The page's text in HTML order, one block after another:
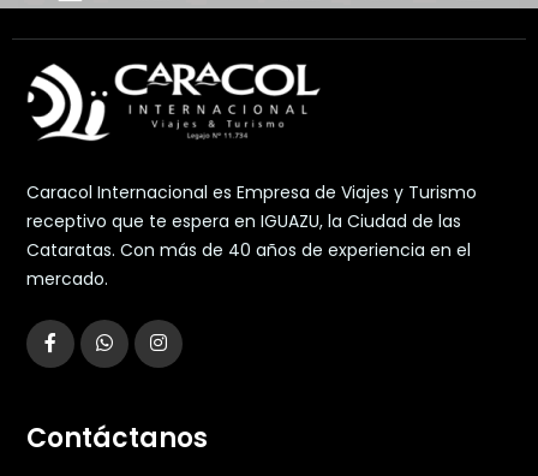
Caracol Internacional es Empresa de Viajes y Turismo
receptivo que te espera en IGUAZU, la Ciudad de las
Cataratas. Con más de 40 años de experiencia en el
mercado.
Contáctanos